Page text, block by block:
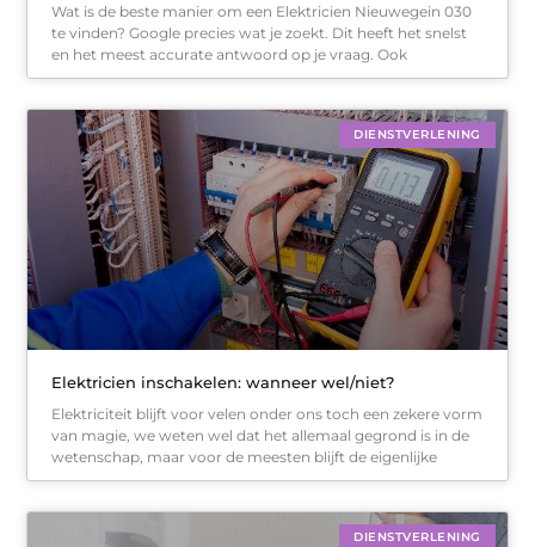
Wat is de beste manier om een Elektricien Nieuwegein 030
te vinden? Google precies wat je zoekt. Dit heeft het snelst
en het meest accurate antwoord op je vraag. Ook
DIENSTVERLENING
Elektricien inschakelen: wanneer wel/niet?
Elektriciteit blijft voor velen onder ons toch een zekere vorm
van magie, we weten wel dat het allemaal gegrond is in de
wetenschap, maar voor de meesten blijft de eigenlijke
DIENSTVERLENING